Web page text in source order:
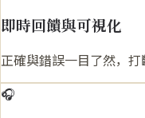
即時回饋與可視化
正確與錯誤一目了然，打
🎧